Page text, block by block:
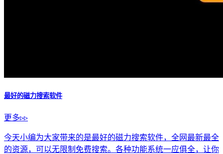
最好的磁力搜索软件
更多▹▹
今天小编为大家带来的是最好的磁力搜索软件，全网最新最全
的资源，可以无限制免费搜索。各种功能系统一应俱全，让你